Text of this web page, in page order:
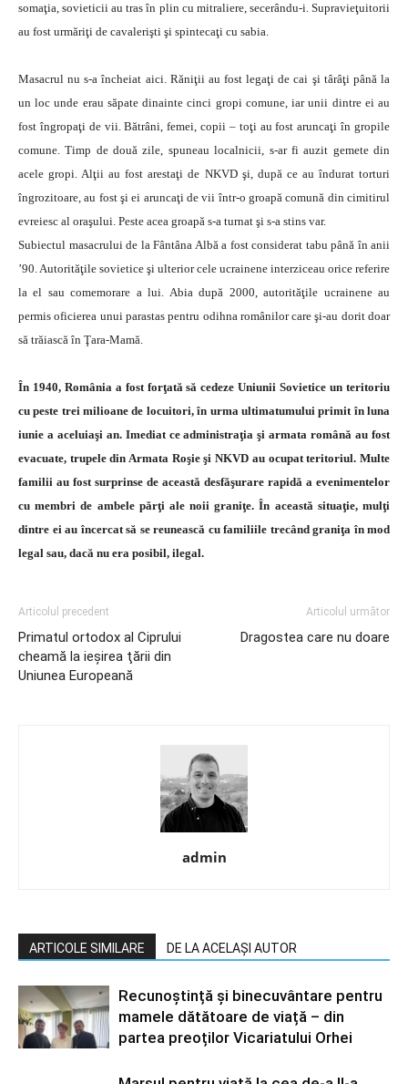
somaţia, sovieticii au tras în plin cu mitraliere, secerându-i. Supravieţuitorii
au fost urmăriţi de cavalerişti şi spintecaţi cu sabia.
Masacrul nu s-a încheiat aici. Răniţii au fost legaţi de cai şi târâţi până la
un loc unde erau săpate dinainte cinci gropi comune, iar unii dintre ei au
fost îngropaţi de vii. Bătrâni, femei, copii – toţi au fost aruncaţi în gropile
comune. Timp de două zile, spuneau localnicii, s-ar fi auzit gemete din
acele gropi. Alţii au fost arestaţi de NKVD şi, după ce au îndurat torturi
îngrozitoare, au fost şi ei aruncaţi de vii într-o groapă comună din cimitirul
evreiesc al oraşului. Peste acea groapă s-a turnat şi s-a stins var.
Subiectul masacrului de la Fântâna Albă a fost considerat tabu până în anii
’90. Autorităţile sovietice şi ulterior cele ucrainene interziceau orice referire
la el sau comemorare a lui. Abia după 2000, autorităţile ucrainene au
permis oficierea unui parastas pentru odihna românilor care şi-au dorit doar
să trăiască în Ţara-Mamă.
În 1940, România a fost forţată să cedeze Uniunii Sovietice un teritoriu
cu peste trei milioane de locuitori, în urma ultimatumului primit în luna
iunie a aceluiaşi an. Imediat ce administraţia şi armata română au fost
evacuate, trupele din Armata Roşie şi NKVD au ocupat teritoriul. Multe
familii au fost surprinse de această desfăşurare rapidă a evenimentelor
cu membri de ambele părţi ale noii graniţe. În această situaţie, mulţi
dintre ei au încercat să se reunească cu familiile trecând graniţa în mod
legal sau, dacă nu era posibil, ilegal.
Articolul precedent
Primatul ortodox al Ciprului
cheamă la ieşirea ţării din
Uniunea Europeană
Articolul următor
Dragostea care nu doare
admin
ARTICOLE SIMILARE DE LA ACELAȘI AUTOR
Recunoștință și binecuvântare pentru
mamele dătătoare de viață – din
partea preoților Vicariatului Orhei